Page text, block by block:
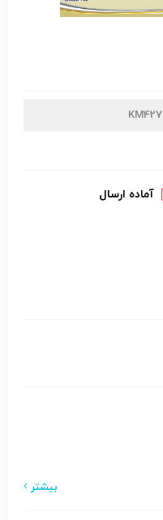
KM427
آماده ارسال
بیشتر